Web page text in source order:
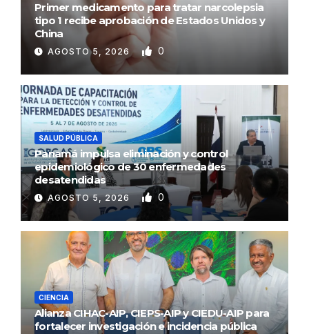
Primer medicamento para tratar narcolepsia
tipo 1 recibe aprobación de Estados Unidos y
China
AGOSTO 5, 2026 0
SALUD PÚBLICA
Panamá impulsa eliminación y control
epidemiológico de 30 enfermedades
desatendidas
AGOSTO 5, 2026 0
CIENCIA
Alianza CIHAC-AIP, CIEPS-AIP y CIEDU-AIP para
fortalecer investigación e incidencia pública